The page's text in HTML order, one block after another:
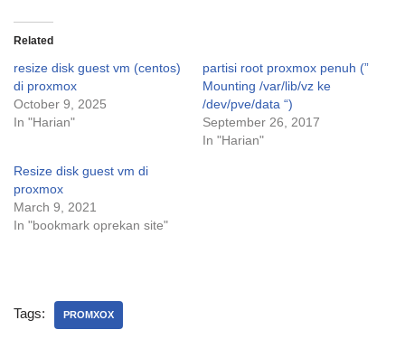
Related
resize disk guest vm (centos)
di proxmox
October 9, 2025
In "Harian"
partisi root proxmox penuh (”
Mounting /var/lib/vz ke
/dev/pve/data “)
September 26, 2017
In "Harian"
Resize disk guest vm di
proxmox
March 9, 2021
In "bookmark oprekan site"
Tags: PROMXOX